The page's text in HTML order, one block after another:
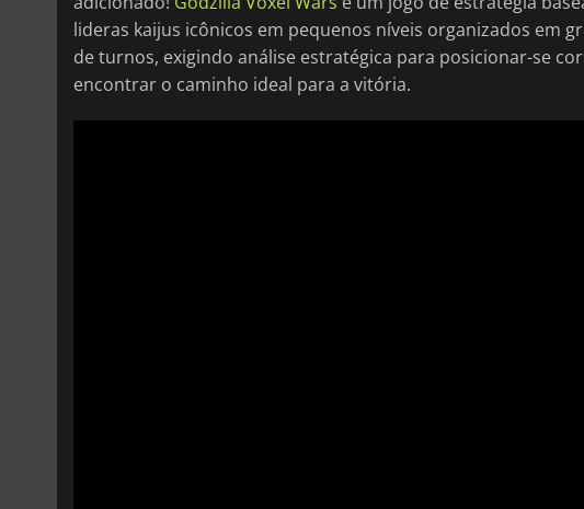
lideras kaijus icônicos em pequenos níveis organizados em
de turnos, exigindo análise estratégica para posicionar-se
encontrar o caminho ideal para a vitória.